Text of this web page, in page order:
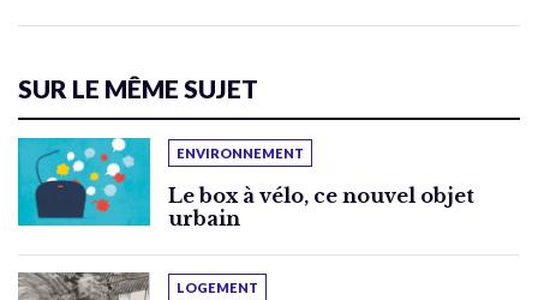
SUR LE MÊME SUJET
ENVIRONNEMENT
Le box à vélo, ce nouvel objet
urbain
LOGEMENT